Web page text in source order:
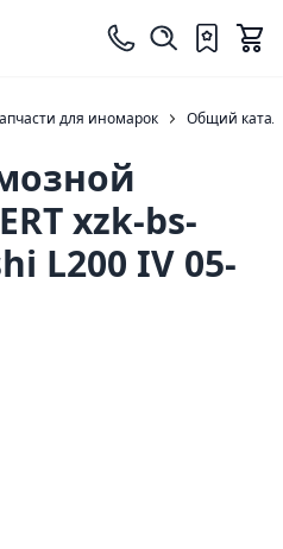
для иномарок Общий
xzk-bs-
L200 IV 05-